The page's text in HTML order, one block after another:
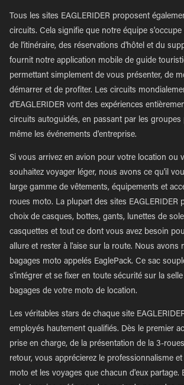
Tous les sites EAGLERIDER proposent
circuits. Cela signifie que notre équipe s'occupe
de l'itinéraire, des réservations d'hôtel et du
fournit notre application mobile de guide
permettant simplement de vous présenter, de
démarrer et de profiter. Les circuits
d'EAGLERIDER vont des expériences
circuits autoguidés, en passant par les groupes
même les événements d'entreprise.
Si vous arrivez en avion pour votre location ou
souhaitez voyager léger, nous avons ce qu'il
large gamme de vêtements, équipements et
roues moto. La plupart des sites EAGLERIDER
choix de casques, bottes, gants, lunettes de
casquettes et tout ce dont vous avez besoin
allure et rester à l'aise sur la route. Nous avons
bagages moto appelés EaglePack. Ce sac
s'intégrer et se fixer en toute sécurité sur la
bagages de votre moto de location.
Les véritables stars de chaque site
employés hautement qualifiés. Dès le premier
prise en charge, de la présentation de la 3-
retour, vous apprécierez le professionnalisme
moto et les voyages que chacun d'eux partage.